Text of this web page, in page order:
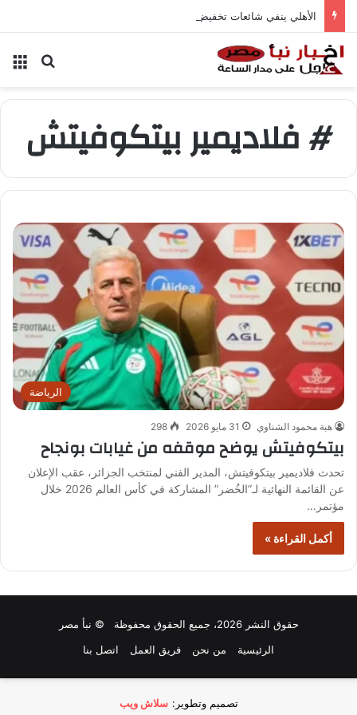
الأهلي ينفي شائعات تخفيض عقود زيزو والشناوي
بحث
# فلاديمير بيتكوفيتش
الرياضة
هبة محمود الشناوي 31 مايو 2026 298
بيتكوفيتش يوضح موقفه من غيابات بونجاح
تحدث فلاديمير بيتكوفيتش، المدير الفني لمنتخب الجزائر، عقب الإعلان
عن القائمة النهائية لـ”الخُضر” المشاركة في كأس العالم 2026 خلال
مؤتمر…
أكمل القراءة »
حقوق النشر 2026، جميع الحقوق محفوظة © نبأ مصر
الرئيسية
من نحن فريق العمل اتصل بنا
تصميم وتطوير: سلاش ويب